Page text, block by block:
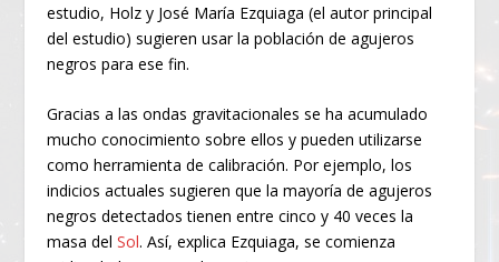
estudio, Holz y José María Ezquiaga (el autor principal
del estudio) sugieren usar la población de agujeros
negros para ese fin.
Gracias a las ondas gravitacionales se ha acumulado
mucho conocimiento sobre ellos y pueden utilizarse
como herramienta de calibración. Por ejemplo, los
indicios actuales sugieren que la mayoría de agujeros
negros detectados tienen entre cinco y 40 veces la
masa delSol. Así, explica Ezquiaga, se comienza